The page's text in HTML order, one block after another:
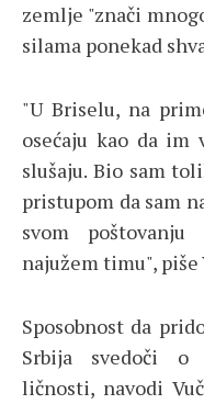
zemlje "znači
silama ponekad
"U Briselu, na
osećaju kao da
slušaju. Bio sam
pristupom da sam
svom
najužem timu", piše
Sposobnost da
Srbija svedoči o
ličnosti, navodi